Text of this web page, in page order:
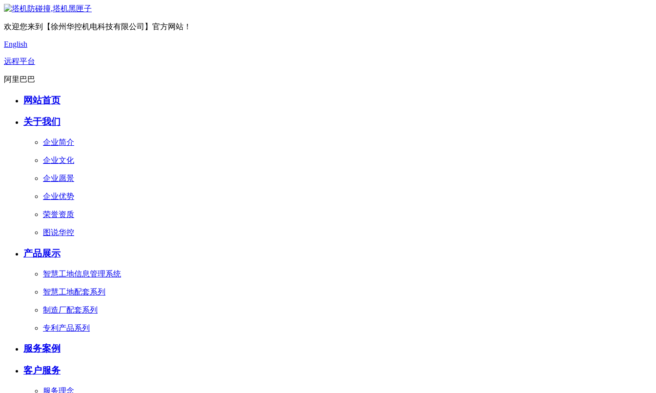
欢迎您来到【徐州华控机电科技有限公司】官方网站！
English
远程平台
阿里巴巴
网站首页
关于我们
企业简介
企业文化
企业愿景
企业优势
荣誉资质
图说华控
产品展示
智慧工地信息管理系统
智慧工地配套系列
制造厂配套系列
专利产品系列
服务案例
客户服务
服务理念